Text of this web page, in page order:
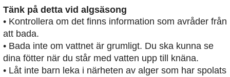
Tänk på detta vid algsäsong
• Kontrollera om det finns information som avråder från
att bada.
• Bada inte om vattnet är grumligt. Du ska kunna se
dina fötter när du står med vatten upp till knäna.
• Låt inte barn leka i närheten av alger som har spolats